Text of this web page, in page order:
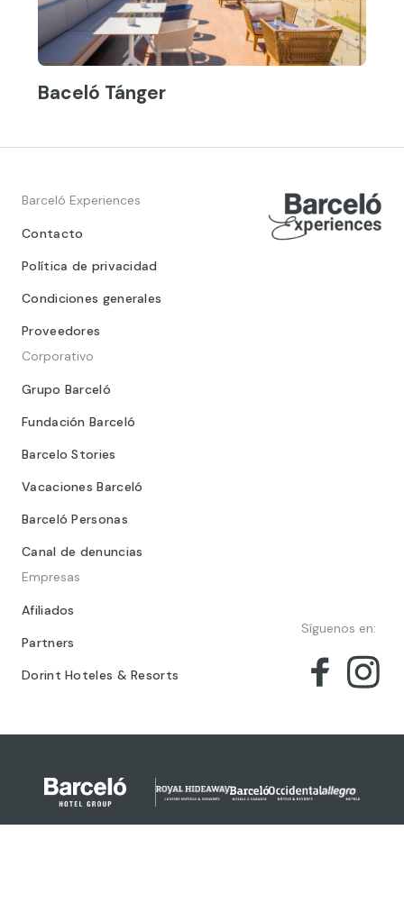
Baceló Tánger
Barceló Experiences
Contacto
Política de privacidad
Condiciones generales
Proveedores
Corporativo
Grupo Barceló
Fundación Barceló
Barcelo Stories
Vacaciones Barceló
Barceló Personas
Canal de denuncias
Empresas
Afiliados
Partners
Dorint Hoteles & Resorts
Síguenos en: